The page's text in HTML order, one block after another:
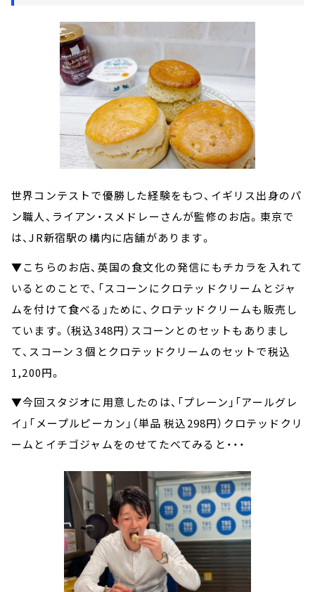
世界コンテストで優勝した経験をもつ、イギリス出身のパ
ン職人、ライアン・スメドレーさんが監修のお店。東京で
は、JR新宿駅の構内に店舗があります。
▼こちらのお店、英国の食文化の発信にもチカラを入れて
いるとのことで、「スコーンにクロテッドクリームとジャ
ムを付けて食べる」ために、クロテッドクリームも販売し
ています。（税込348円）スコーンとのセットもありまし
て、スコーン３個とクロテッドクリームのセットで税込
1,200円。
▼今回スタジオに用意したのは、「プレーン」「アールグレ
イ」「メープルピーカン」（単品 税込298円）クロテッドクリ
ームとイチゴジャムをのせてたべてみると・・・